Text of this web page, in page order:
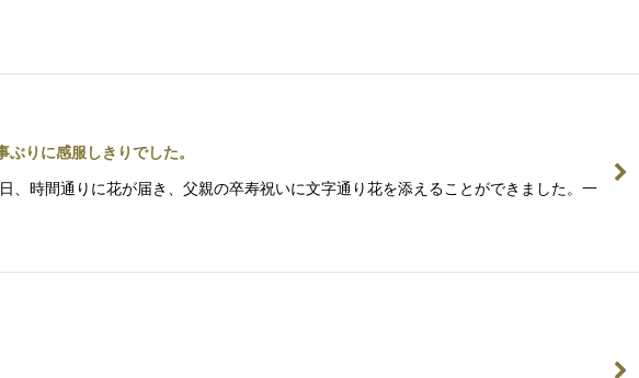
りに感服しきりでした。
時間通りに花が届き、父親の卒寿祝いに文字通り花を添えることができました。一